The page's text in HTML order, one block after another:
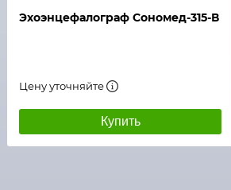
Эхоэнцефалограф Сономед-315-В
Цену уточняйте
Купить